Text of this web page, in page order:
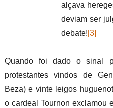
alçava
deviam ser
debate![3]
Quando foi dado o sinal
protestantes vindos de
Beza) e vinte leigos
o cardeal Tournon exclamou